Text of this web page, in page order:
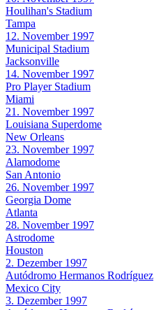
Houlihan's Stadium
Tampa
12. November 1997
Municipal Stadium
Jacksonville
14. November 1997
Pro Player Stadium
Miami
21. November 1997
Louisiana Superdome
New Orleans
23. November 1997
Alamodome
San Antonio
26. November 1997
Georgia Dome
Atlanta
28. November 1997
Astrodome
Houston
2. Dezember 1997
Autódromo Hermanos Rodríguez
Mexico City
3. Dezember 1997